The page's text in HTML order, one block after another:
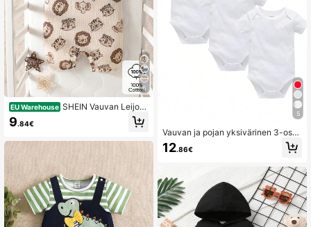
6
EU Warehouse SHEIN Vauvan Leijon
akuvioinen Puolinapillinen Toppi
9.84€
5
Vauvan ja pojan yksivärinen 3-osai
nen lyhythihainen bodysetti
12.86€